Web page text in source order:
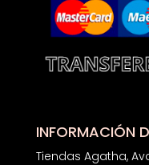
INFORMACIÓN
Tiendas Agatha,